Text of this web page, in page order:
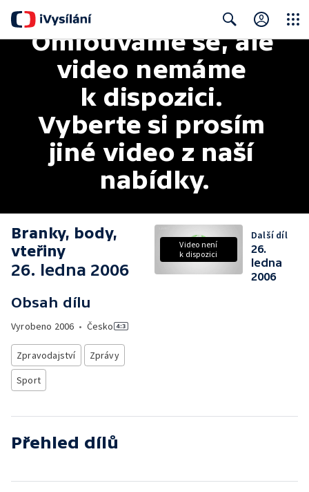
Search
Omlouváme se, ale
video nemáme
k dispozici.
Vyberte si prosím
jiné video z naší
nabídky.
Branky, body,
vteřiny
26. ledna 2006
Obsah dílu
Vyrobeno 2006 • Česko
Zpravodajství
Zprávy
Sport
Video není
k dispozici
Další díl
26.
ledna
2006
Přehled dílů